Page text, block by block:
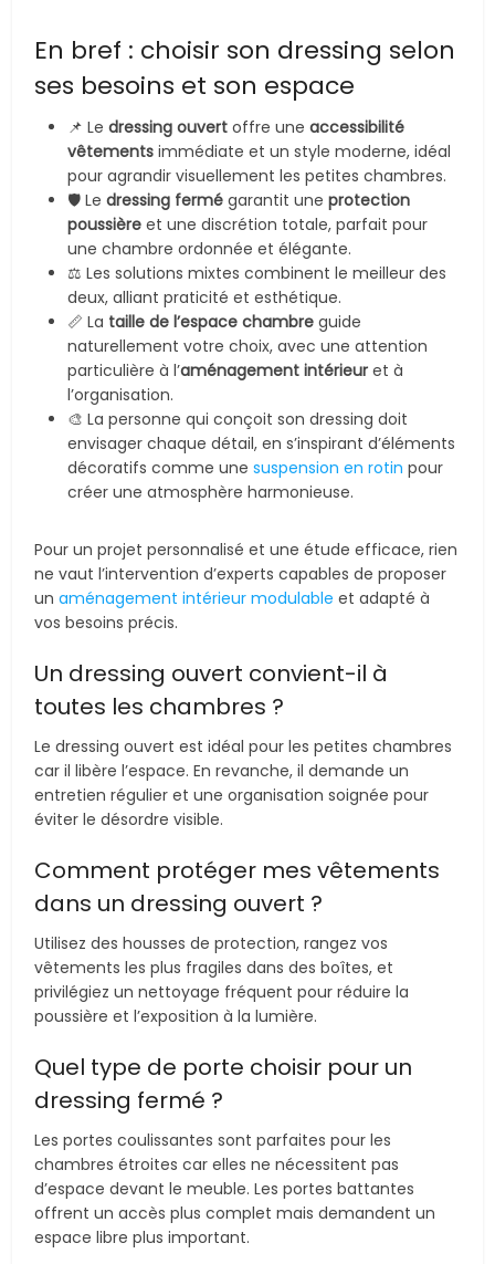
En bref : choisir son dressing selon
ses besoins et son espace
📌 Ledressing ouvert offre uneaccessibilité
vêtements immédiate et un style moderne, idéal
pour agrandir visuellement les petites chambres.
🛡️ Ledressing fermé garantit uneprotection
poussière et une discrétion totale, parfait pour
une chambre ordonnée et élégante.
⚖️ Les solutions mixtes combinent le meilleur des
deux, alliant praticité et esthétique.
📏 La taille de l’espace chambre guide
naturellement votre choix, avec une attention
particulière à l’aménagement intérieur et à
l’organisation.
🎨 La personne qui conçoit son dressing doit
envisager chaque détail, en s’inspirant d’éléments
décoratifs comme unesuspension en rotin pour
créer une atmosphère harmonieuse.
Pour un projet personnalisé et une étude efficace, rien
ne vaut l’intervention d’experts capables de proposer
unaménagement intérieur modulable et adapté à
vos besoins précis.
Un dressing ouvert convient-il à
toutes les chambres ?
Le dressing ouvert est idéal pour les petites chambres
car il libère l’espace. En revanche, il demande un
entretien régulier et une organisation soignée pour
éviter le désordre visible.
Comment protéger mes vêtements
dans un dressing ouvert ?
Utilisez des housses de protection, rangez vos
vêtements les plus fragiles dans des boîtes, et
privilégiez un nettoyage fréquent pour réduire la
poussière et l’exposition à la lumière.
Quel type de porte choisir pour un
dressing fermé ?
Les portes coulissantes sont parfaites pour les
chambres étroites car elles ne nécessitent pas
d’espace devant le meuble. Les portes battantes
offrent un accès plus complet mais demandent un
espace libre plus important.